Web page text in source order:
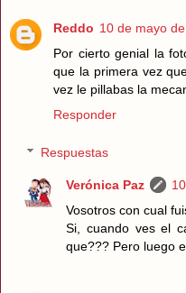
Reddo 10 de mayo
Por cierto genial la
que la primera vez
vez le pillabas la
Responder
Respuestas
Verónica Paz
Vosotros con cual
Si, cuando ves el
que??? Pero luego